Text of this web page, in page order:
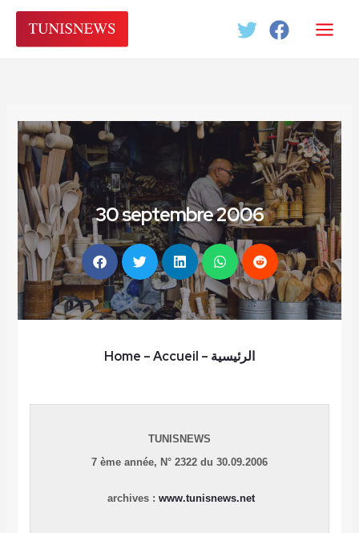
Aller
contenu
30 septembre 2006
Home – Accueil – الرئيسية
TUNISNEWS
7 ème année, N° 2322 du 30.09.2006
archives : www.tunisnews.net